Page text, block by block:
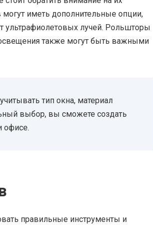
иметь дополнительные опции,
ультрафиолетовых лучей. Рольшторы
также могут быть важными
тип окна, материал
выбор, вы сможете создать
офисе.
правильные инструменты и